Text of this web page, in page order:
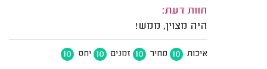
חוות דעת:
היה מצוין, ממש!
איכות 10 מחיר 10 זמנים 10 יחס 10